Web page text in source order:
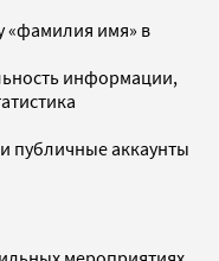
«фамилия имя» в
информации,
публичные аккаунты